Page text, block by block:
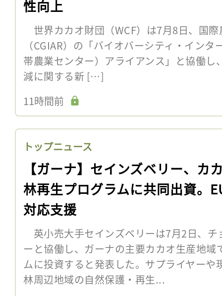
性向上
世界カカオ財団（WCF）は7月8日、国
（CGIAR）の「バイオバーシティ・イン
帯農業センター）アライアンス」と協働し
減に関する新 […]
11時間前
トップニュース
【ガーナ】セインズベリー、カ
林再生プログラムに共同出資。
対応支援
英小売大手セインズベリーは7月2日、チ
ーと協働し、ガーナの主要カカオ生産地
ムに投資すると発表した。サプライヤーや
林周辺地域の自然保護・再生...